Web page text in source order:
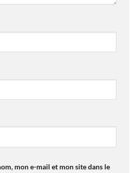
mon e-mail et mon site dans le